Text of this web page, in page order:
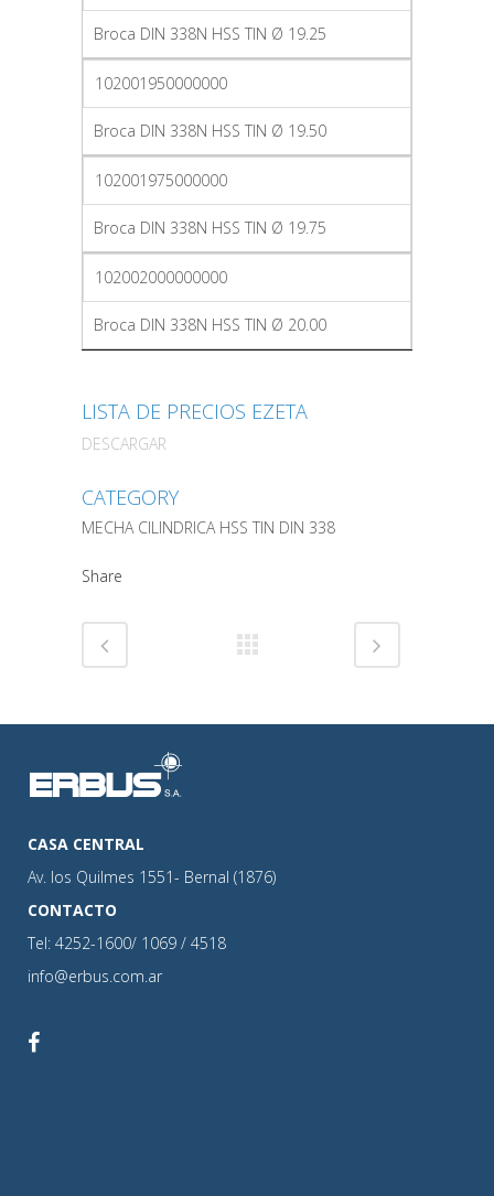
Broca DIN 338N HSS TIN Ø 19.25
102001950000000
Broca DIN 338N HSS TIN Ø 19.50
102001975000000
Broca DIN 338N HSS TIN Ø 19.75
102002000000000
Broca DIN 338N HSS TIN Ø 20.00
LISTA DE PRECIOS EZETA
DESCARGAR
CATEGORY
MECHA CILINDRICA HSS TIN DIN 338
Share
CASA CENTRAL
Av. los Quilmes 1551- Bernal (1876)
CONTACTO
Tel: 4252-1600/ 1069 / 4518
info@erbus.com.ar